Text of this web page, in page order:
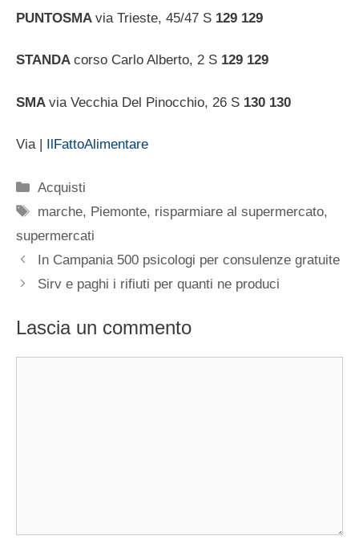
PUNTOSMA via Trieste, 45/47 S 129 129
STANDA corso Carlo Alberto, 2 S 129 129
SMA via Vecchia Del Pinocchio, 26 S 130 130
Via | IlFattoAlimentare
Categorie
Acquisti
Tag
marche, Piemonte, risparmiare al supermercato,
supermercati
In Campania 500 psicologi per consulenze gratuite
Sirv e paghi i rifiuti per quanti ne produci
Lascia un commento